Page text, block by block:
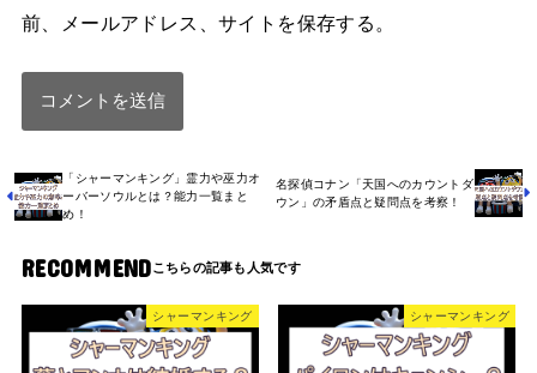
前、メールアドレス、サイトを保存する。
「シャーマンキング」霊力や巫力オ
ーバーソウルとは？能力一覧まと
め！
名探偵コナン「天国へのカウントダ
ウン」の矛盾点と疑問点を考察！
RECOMMEND
シャーマンキング シャーマンキング